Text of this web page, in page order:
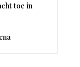
toe in